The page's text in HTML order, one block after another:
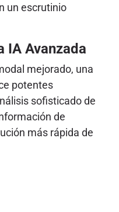
un escrutinio
IA Avanzada
mejorado, una
potentes
sofisticado de
de
más rápida de